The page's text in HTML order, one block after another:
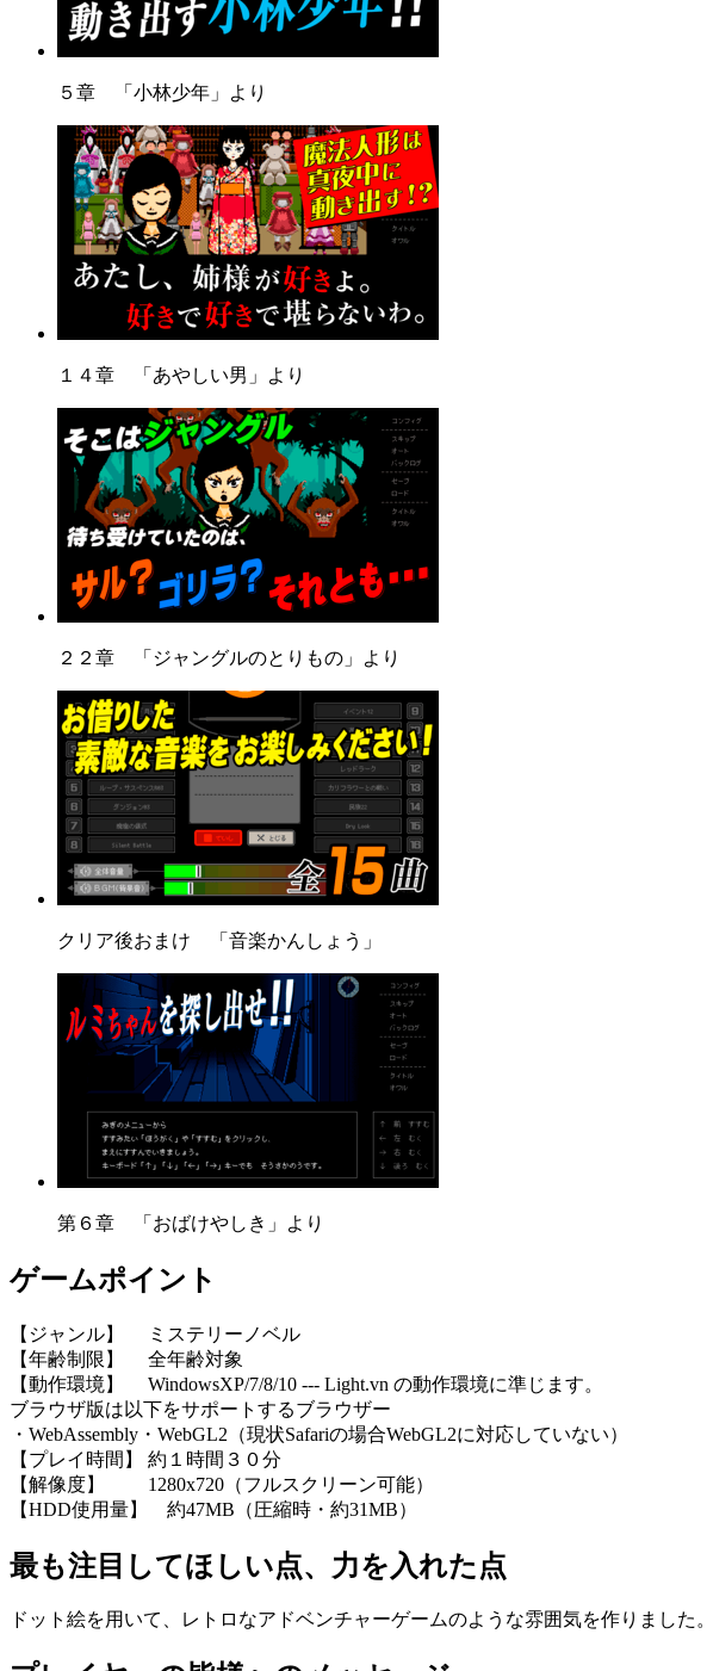
５章 「小林少年」より
１４章 「あやしい男」より
２２章 「ジャングルのとりもの」より
クリア後おまけ 「音楽かんしょう」
第６章 「おばけやしき」より
ゲームポイント
【ジャンル】 ミステリーノベル
【年齢制限】 全年齢対象
【動作環境】 WindowsXP/7/8/10 --- Light.vn の動作環境に準じます。
ブラウザ版は以下をサポートするブラウザー
・WebAssembly・WebGL2（現状Safariの場合WebGL2に対応していない）
【プレイ時間】 約１時間３０分
【解像度】 1280x720（フルスクリーン可能）
【HDD使用量】 約47MB（圧縮時・約31MB）
最も注目してほしい点、力を入れた点
ドット絵を用いて、レトロなアドベンチャーゲームのような雰囲気を作りました。